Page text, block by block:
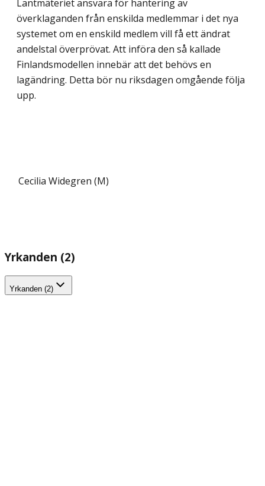
Lantmäteriet ansvara för hantering av
överklaganden från enskilda medlemmar i det nya
systemet om en enskild medlem vill få ett ändrat
andelstal överprövat. Att införa den så kallade
Finlandsmodellen innebär att det behövs en
lagändring. Detta bör nu riksdagen omgående följa
upp.
Cecilia Widegren (M)
Yrkanden (2)
Yrkanden (2)